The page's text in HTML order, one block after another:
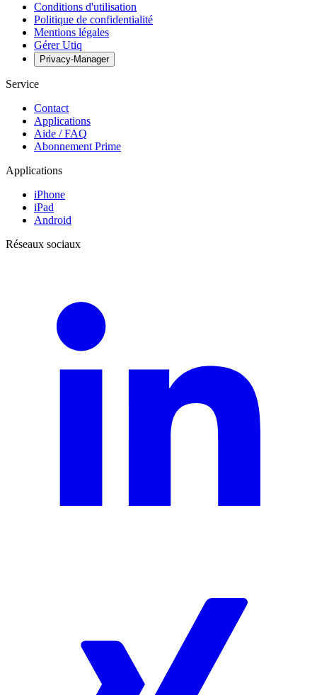
Conditions d'utilisation
Politique de confidentialité
Mentions légales
Gérer Utiq
Privacy-Manager
Service
Contact
Applications
Aide / FAQ
Abonnement Prime
Applications
iPhone
iPad
Android
Réseaux sociaux